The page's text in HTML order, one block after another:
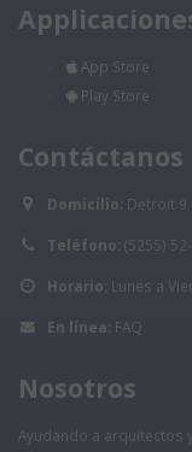
App Store
Play Store
Contáctanos
Domicilio: Detroit 9
Teléfono: (5255)
Horario: Lunes a
En línea: FAQ
Nosotros
Ayudando a arquitectos